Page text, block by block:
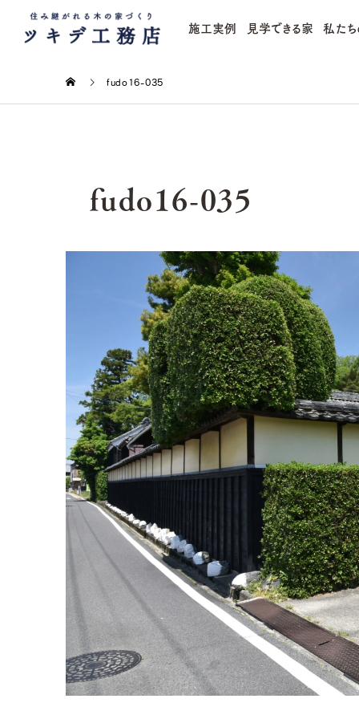
施工実例 見学できる家 私たち
fudo16-035
fudo16-035